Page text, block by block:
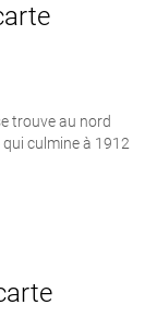
trouve au nord
qui culmine à 1912